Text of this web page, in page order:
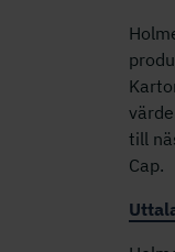
till
Cap.